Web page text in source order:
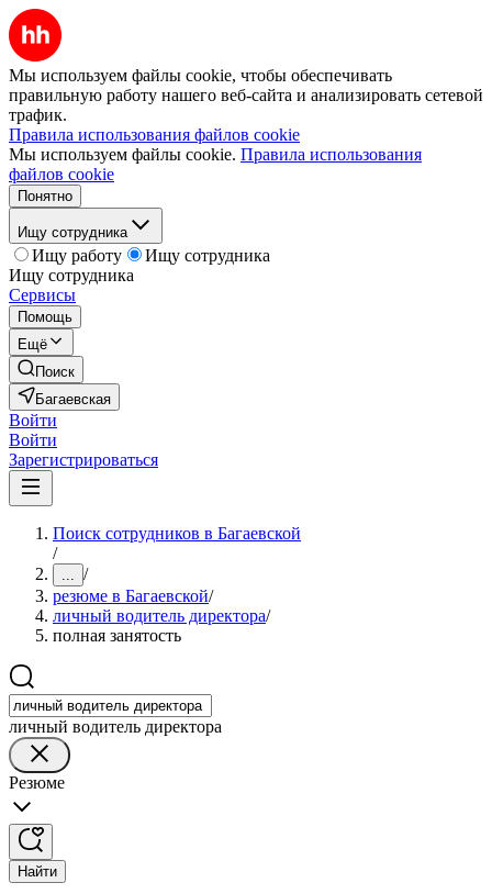
Мы используем файлы cookie, чтобы обеспечивать
правильную работу нашего веб-сайта и анализировать сетевой
трафик.
Правила использования файлов cookie
Мы используем файлы cookie. Правила использования
файлов cookie
Понятно
Ищу сотрудника
Ищу работу
Ищу сотрудника
Ищу сотрудника
Сервисы
Помощь
Ещё
Поиск
Багаевская
Войти
Войти
Зарегистрироваться
Поиск сотрудников в Багаевской
/
... /
резюме в Багаевской/
личный водитель директора/
полная занятость
личный водитель директора
Резюме
Найти